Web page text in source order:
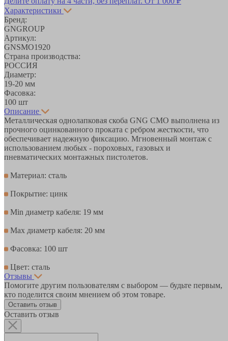
Характеристики
Бренд:
GNGROUP
Артикул:
GNSMO1920
Страна производства:
РОССИЯ
Диаметр:
19-20 мм
Фасовка:
100 шт
Описание
Металлическая однолапковая скоба GNG СМО выполнена из
прочного оцинкованного проката с ребром жесткости, что
обеспечивает надежную фиксацию. Мгновенный монтаж с
использованием любых - пороховых, газовых и
пневматических монтажных пистолетов.
Материал: сталь
Покрытие: цинк
Min диаметр кабеля: 19 мм
Max диаметр кабеля: 20 мм
Фасовка: 100 шт
Цвет: сталь
Отзывы
Помогите другим пользователям с выбором — будьте первым,
кто поделится своим мнением об этом товаре.
Оставить отзыв
Оставить отзыв